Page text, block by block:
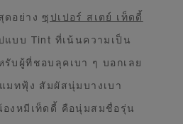
ดอย่างซุปเปอร์ สเตย์ เท็ดดี้
แบบ Tint ที่เน้นความเป็น
บผู้ที่ชอบลุคเบา ๆ บอกเลย
มทฟุ้ง สัมผัสนุ่มบางเบา
งหมีเท็ดดี้ คือนุ่มสมชื่อรุ่น